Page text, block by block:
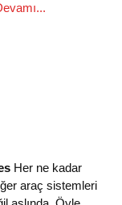
Her ne kadar
araç sistemleri